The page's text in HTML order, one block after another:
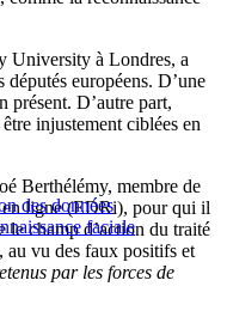
University à Londres, a
européens. D’une
présent. D’autre part,
injustement ciblées en
des données
faciale
Berthélémy, membre de
en ligne (EDRi), pour qui il
le champ d’action du traité
au vu des faux positifs et
par les forces de